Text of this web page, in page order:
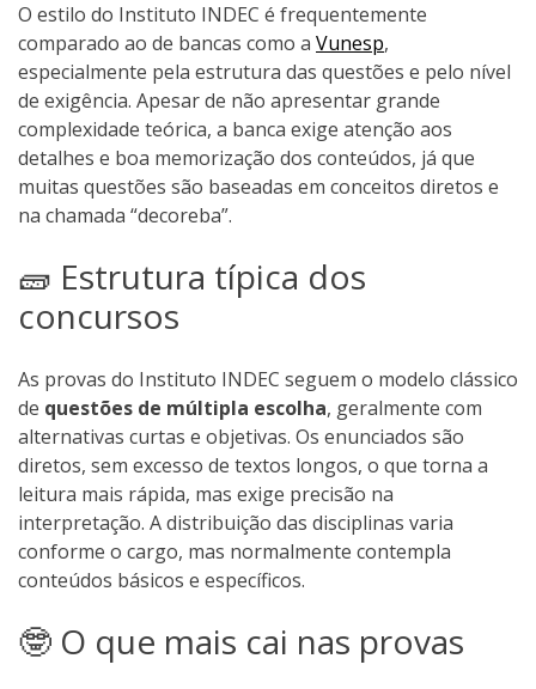
O estilo do Instituto INDEC é frequentemente
comparado ao de bancas como a Vunesp,
especialmente pela estrutura das questões e pelo nível
de exigência. Apesar de não apresentar grande
complexidade teórica, a banca exige atenção aos
detalhes e boa memorização dos conteúdos, já que
muitas questões são baseadas em conceitos diretos e
na chamada “decoreba”.
🧱 Estrutura típica dos
concursos
As provas do Instituto INDEC seguem o modelo clássico
de questões de múltipla escolha, geralmente com
alternativas curtas e objetivas. Os enunciados são
diretos, sem excesso de textos longos, o que torna a
leitura mais rápida, mas exige precisão na
interpretação. A distribuição das disciplinas varia
conforme o cargo, mas normalmente contempla
conteúdos básicos e específicos.
🤓 O que mais cai nas provas